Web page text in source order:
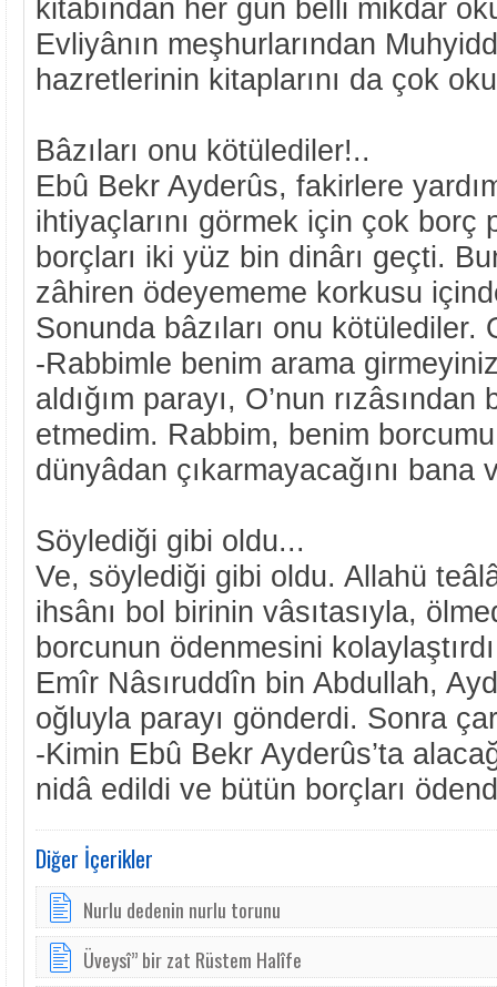
kitabından her gün belli mikdâr
Evliyânın meşhurlarından
hazretlerinin kitaplarını da çok
Bâzıları onu kötülediler!..
Ebû Bekr Ayderûs, fakirlere
ihtiyaçlarını görmek için çok borç
borçları iki yüz bin dinârı geçti.
zâhiren ödeyememe korkusu
Sonunda bâzıları onu kötülediler.
-Rabbimle benim arama
aldığım parayı, O’nun
etmedim. Rabbim, benim
dünyâdan çıkarmayacağını bana
Söylediği gibi oldu...
Ve, söylediği gibi oldu. Allahü
ihsânı bol birinin vâsıtasıyla,
borcunun ödenmesini
Emîr Nâsıruddîn bin Abdullah,
oğluyla parayı gönderdi. Sonra
-Kimin Ebû Bekr Ayderûs’ta
nidâ edildi ve bütün borçları
Diğer İçerikler
Nurlu dedenin nurlu torunu
Üveysî” bir zat Rüstem Halîfe